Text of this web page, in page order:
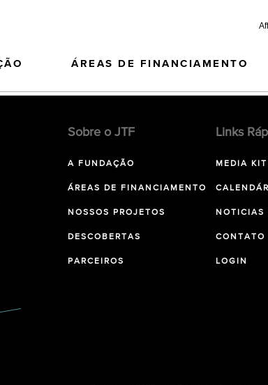
ÁREAS DE FINANCIAMENTO
Sobre o JTF
A FUNDAÇÃO
ÁREAS DE FINANCIAMENTO
NOSSOS PROJETOS
DESCOBERTAS
PARCEIROS
Links
MEDIA KIT
NOTICIAS
CONTATO
LOGIN